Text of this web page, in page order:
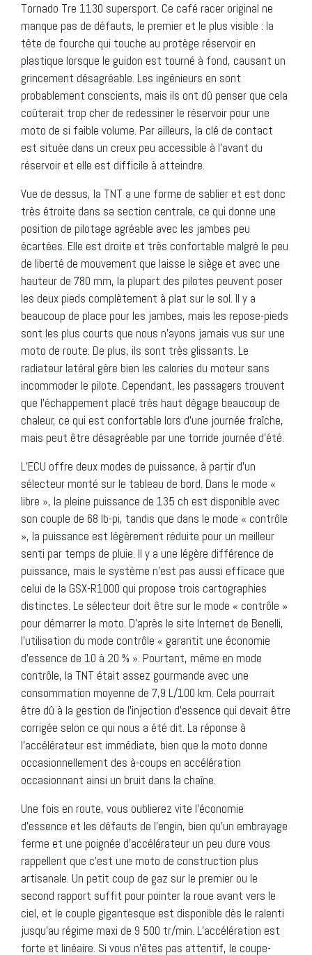
Tornado Tre 1130 supersport. Ce café racer original ne
manque pas de défauts, le premier et le plus visible : la
tête de fourche qui touche au protège réservoir en
plastique lorsque le guidon est tourné à fond, causant un
grincement désagréable. Les ingénieurs en sont
probablement conscients, mais ils ont dû penser que cela
coûterait trop cher de redessiner le réservoir pour une
moto de si faible volume. Par ailleurs, la clé de contact
est située dans un creux peu accessible à l’avant du
réservoir et elle est difficile à atteindre.
Vue de dessus, la TNT a une forme de sablier et est donc
très étroite dans sa section centrale, ce qui donne une
position de pilotage agréable avec les jambes peu
écartées. Elle est droite et très confortable malgré le peu
de liberté de mouvement que laisse le siège et avec une
hauteur de 780 mm, la plupart des pilotes peuvent poser
les deux pieds complètement à plat sur le sol. Il y a
beaucoup de place pour les jambes, mais les repose-pieds
sont les plus courts que nous n’ayons jamais vus sur une
moto de route. De plus, ils sont très glissants. Le
radiateur latéral gère bien les calories du moteur sans
incommoder le pilote. Cependant, les passagers trouvent
que l’échappement placé très haut dégage beaucoup de
chaleur, ce qui est confortable lors d’une journée fraîche,
mais peut être désagréable par une torride journée d’été.
L’ECU offre deux modes de puissance, à partir d’un
sélecteur monté sur le tableau de bord. Dans le mode «
libre », la pleine puissance de 135 ch est disponible avec
son couple de 68 lb-pi, tandis que dans le mode « contrôle
», la puissance est légèrement réduite pour un meilleur
senti par temps de pluie. Il y a une légère différence de
puissance, mais le système n’est pas aussi efficace que
celui de la GSX-R1000 qui propose trois cartographies
distinctes. Le sélecteur doit être sur le mode « contrôle »
pour démarrer la moto. D’après le site Internet de Benelli,
l’utilisation du mode contrôle « garantit une économie
d’essence de 10 à 20 % ». Pourtant, même en mode
contrôle, la TNT était assez gourmande avec une
consommation moyenne de 7,9 L/100 km. Cela pourrait
être dû à la gestion de l’injection d’essence qui devait être
corrigée selon ce qui nous a été dit. La réponse à
l’accélérateur est immédiate, bien que la moto donne
occasionnellement des à-coups en accélération
occasionnant ainsi un bruit dans la chaîne.
Une fois en route, vous oublierez vite l’économie
d’essence et les défauts de l’engin, bien qu’un embrayage
ferme et une poignée d’accélérateur un peu dure vous
rappellent que c’est une moto de construction plus
artisanale. Un petit coup de gaz sur le premier ou le
second rapport suffit pour pointer la roue avant vers le
ciel, et le couple gigantesque est disponible dès le ralenti
jusqu’au régime maxi de 9 500 tr/min. L’accélération est
forte et linéaire. Si vous n’êtes pas attentif, le coupe-